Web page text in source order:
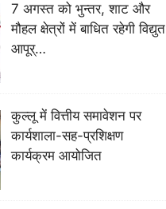
7 अगस्त को भुन्तर, शाट और
मौहल क्षेत्रों में बाधित रहेगी विद्युत
आपूर्…
कुल्लू में वित्तीय समावेशन पर
कार्यशाला-सह-प्रशिक्षण
कार्यक्रम आयोजित